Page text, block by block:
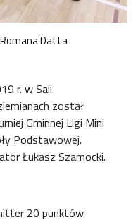
Romana Datta
r. w Sali
został
Gminnej Ligi Mini
Podstawowej.
Łukasz Szamocki.
20 punktów